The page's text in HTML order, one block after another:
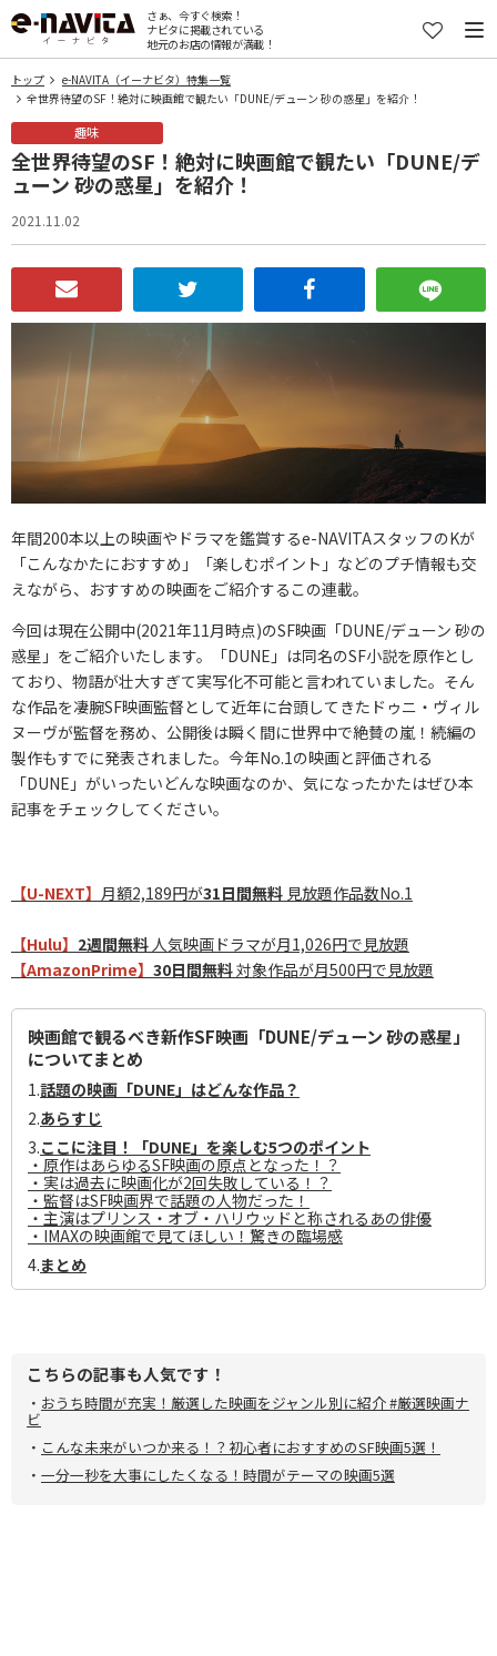
さぁ、今すぐ検索！
ナビタに掲載されている
地元のお店の情報が満載！
トップ
e-NAVITA（イーナビタ）特集一覧
全世界待望のSF！絶対に映画館で観たい「DUNE/デューン 砂の惑星」を紹介！
趣味
全世界待望のSF！絶対に映画館で観たい「DUNE/デ
ューン 砂の惑星」を紹介！
2021.11.02
年間200本以上の映画やドラマを鑑賞するe-NAVITAスタッフのKが
「こんなかたにおすすめ」「楽しむポイント」などのプチ情報も交
えながら、おすすめの映画をご紹介するこの連載。
今回は現在公開中(2021年11月時点)のSF映画「DUNE/デューン 砂の
惑星」をご紹介いたします。「DUNE」は同名のSF小説を原作とし
ており、物語が壮大すぎて実写化不可能と言われていました。そん
な作品を凄腕SF映画監督として近年に台頭してきたドゥニ・ヴィル
ヌーヴが監督を務め、公開後は瞬く間に世界中で絶賛の嵐！続編の
製作もすでに発表されました。今年No.1の映画と評価される
「DUNE」がいったいどんな映画なのか、気になったかたはぜひ本
記事をチェックしてください。
【U-NEXT】 月額2,189円が31日間無料 見放題作品数No.1
【Hulu】 2週間無料人気映画ドラマが月1,026円で見放題
【AmazonPrime】 30日間無料対象作品が月500円で見放題
映画館で観るべき新作SF映画「DUNE/デューン 砂の惑星」
についてまとめ
1.話題の映画「DUNE」はどんな作品？
2.あらすじ
3.ここに注目！「DUNE」を楽しむ5つのポイント
・原作はあらゆるSF映画の原点となった！？
・実は過去に映画化が2回失敗している！？
・監督はSF映画界で話題の人物だった！
・主演はプリンス・オブ・ハリウッドと称されるあの俳優
・IMAXの映画館で見てほしい！驚きの臨場感
4.まとめ
こちらの記事も人気です！
・ おうち時間が充実！厳選した映画をジャンル別に紹介 #厳選映画ナ
ビ
・ こんな未来がいつか来る！？初心者におすすめのSF映画5選！
・ 一分一秒を大事にしたくなる！時間がテーマの映画5選